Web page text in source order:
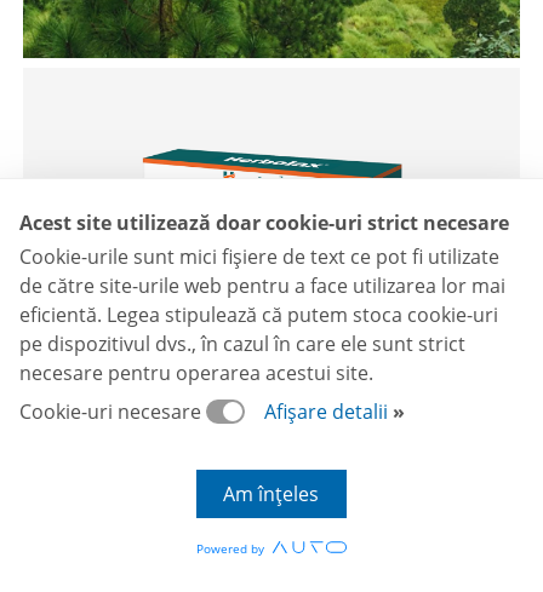
Herbolax Tablete
Acest site utilizează doar cookie-uri strict necesare
Cookie-urile sunt mici fişiere de text ce pot fi utilizate
de către site-urile web pentru a face utilizarea lor mai
eficientă. Legea stipulează că putem stoca cookie-uri
pe dispozitivul dvs., în cazul în care ele sunt strict
necesare pentru operarea acestui site.
Cookie-uri necesare
Afișare detalii
Am înțeles
Powered by